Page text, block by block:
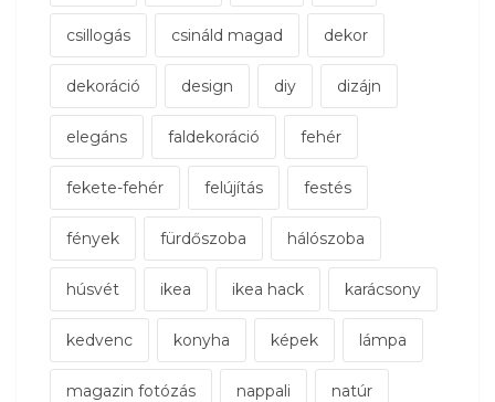
csillogás csináld magad dekor
dekoráció design diy dizájn
elegáns faldekoráció fehér
fekete-fehér felújítás festés
fények fürdőszoba hálószoba
húsvét ikea ikea hack karácsony
kedvenc konyha képek lámpa
magazin fotózás nappali natúr